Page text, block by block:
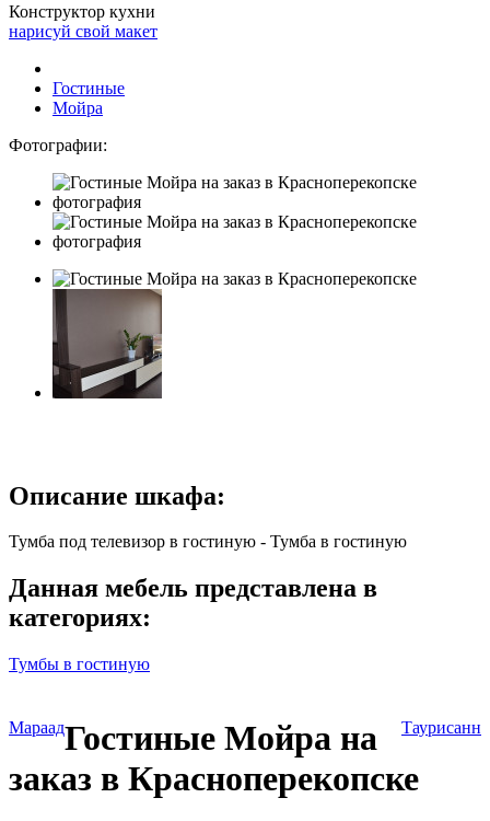
Конструктор кухни
нарисуй свой макет
Гостиные
Мойра
Фотографии:
Описание шкафа:
Тумба под телевизор в гостиную - Тумба в гостиную
Данная мебель представлена в
категориях:
Тумбы в гостиную
Мараад Таурисанн
Гостиные Мойра на
заказ в Красноперекопске